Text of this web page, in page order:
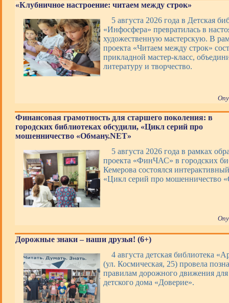
«Клубничное настроение: читаем между строк»
5 августа 2026 года в Детская
«Инфосфера» превратилась в
художественную мастерскую. В
проекта «Читаем между строк»
прикладной мастер-класс,
литературу и творчество.
Финансовая грамотность для старшего поколения: в
городских библиотеках обсудили, «Цикл серий про
мошенничество «Обману.NET»
5 августа 2026 года в рамках
проекта «ФинЧАС» в городских
Кемерова состоялся
«Цикл серий про мошенничество
Дорожные знаки – наши друзья! (6+)
4 августа детская библиотека
(ул. Космическая, 25) провела
правилам дорожного движения
детского дома «Доверие».